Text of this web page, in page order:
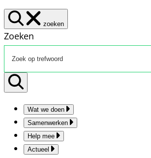
zoeken
Zoeken
Wat we doen
Samenwerken
Help mee
Actueel